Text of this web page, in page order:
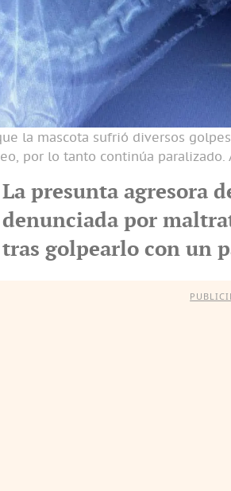
la mascota sufrió diversos
por lo tanto continúa paralizado.
La presunta agresora
denunciada por
tras golpearlo con un